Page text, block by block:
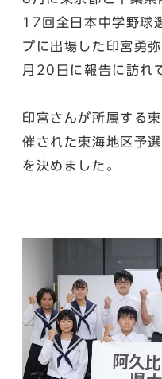
17回全日本中学野球
プに出場した印宮勇
月20日に報告に訪れ
印宮さんが所属する
催された東海地区予
を決めました。